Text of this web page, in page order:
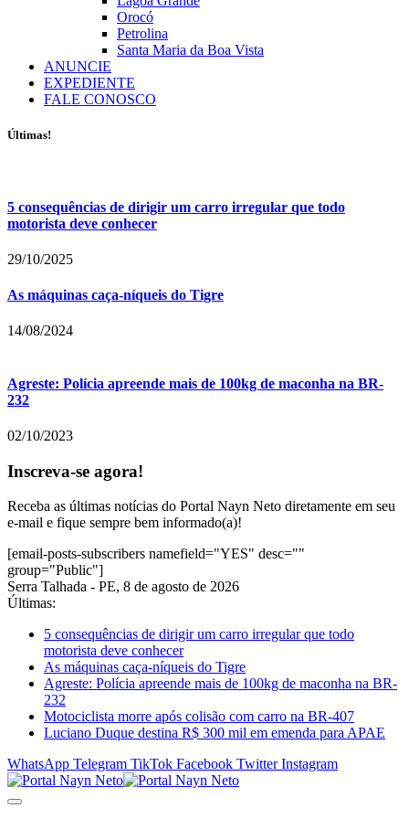
Orocó
Petrolina
Santa Maria da Boa Vista
ANUNCIE
EXPEDIENTE
FALE CONOSCO
Últimas!
5 consequências de dirigir um carro irregular que todo
motorista deve conhecer
29/10/2025
As máquinas caça-níqueis do Tigre
14/08/2024
Agreste: Polícia apreende mais de 100kg de maconha na BR-
232
02/10/2023
Inscreva-se agora!
Receba as últimas notícias do Portal Nayn Neto diretamente em seu
e-mail e fique sempre bem informado(a)!
[email-posts-subscribers namefield="YES" desc=""
group="Public"]
Serra Talhada - PE, 8 de agosto de 2026
Últimas:
5 consequências de dirigir um carro irregular que todo
motorista deve conhecer
As máquinas caça-níqueis do Tigre
Agreste: Polícia apreende mais de 100kg de maconha na BR-
232
Motociclista morre após colisão com carro na BR-407
Luciano Duque destina R$ 300 mil em emenda para APAE
WhatsApp Telegram TikTok Facebook Twitter Instagram